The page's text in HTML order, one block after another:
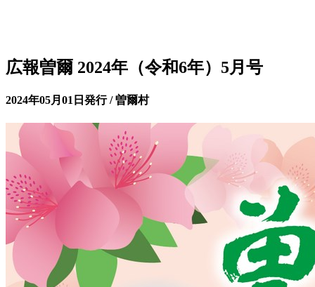
広報曽爾 2024年（令和6年）5月号
2024年05月01日発行 / 曽爾村